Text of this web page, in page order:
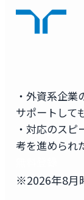
・外資系企
サポートして
・対応のス
考を進められ
※2026年8月